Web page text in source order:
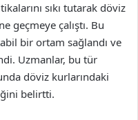
sıkı tutarak döviz
geçmeye çalıştı. Bu
bir ortam sağlandı ve
Uzmanlar, bu tür
döviz kurlarındaki
belirtti.